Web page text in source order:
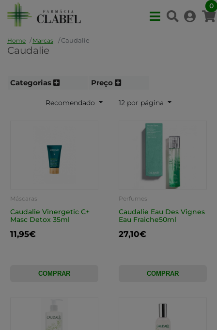
0
Home Marcas Caudalie
Caudalie
Categorias Preço
Recomendado 12 por página
Máscaras
Caudalie Vinergetic C+
Masc Detox 35ml
11,95€
COMPRAR
Perfumes
Caudalie Eau Des Vignes
Eau Fraiche50ml
27,10€
COMPRAR